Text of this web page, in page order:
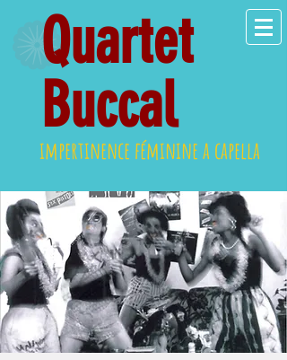
Quartet
Buccal
impertinence féminine a capella